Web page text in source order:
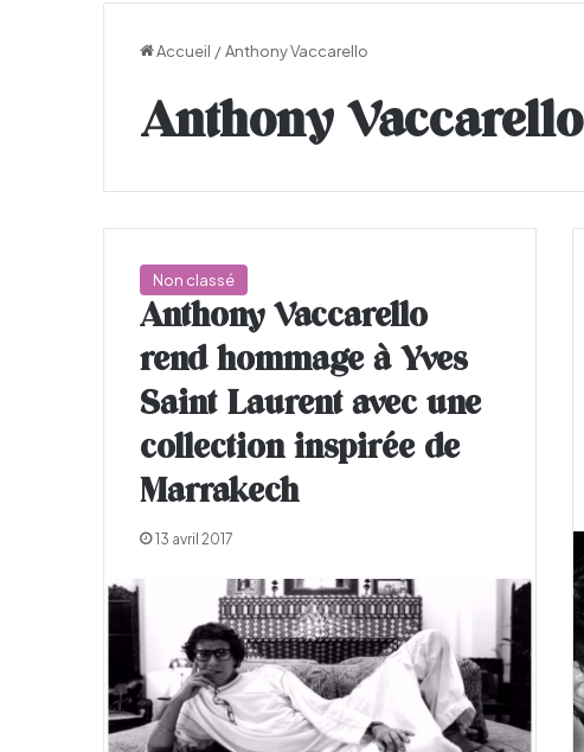
Accueil /Anthony Vaccarello
Anthony Vaccarello
Non classé
Anthony Vaccarello
rend hommage à Yves
Saint Laurent avec une
collection inspirée de
Marrakech
13 avril 2017